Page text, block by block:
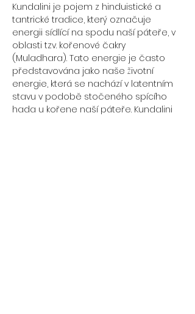
Kundalini je pojem z hinduistické a
tantrické tradice, který označuje
energii sídlící na spodu naší páteře, v
oblasti tzv. kořenové čakry
(Muladhara). Tato energie je často
představována jako naše životní
energie, která se nachází v latentním
stavu v podobě stočeného spícího
hada u kořene naší páteře. Kundalini